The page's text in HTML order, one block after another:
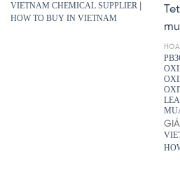
VIETNAM CHEMICAL SUPPLIER|
HOW TO BUY IN VIETNAM